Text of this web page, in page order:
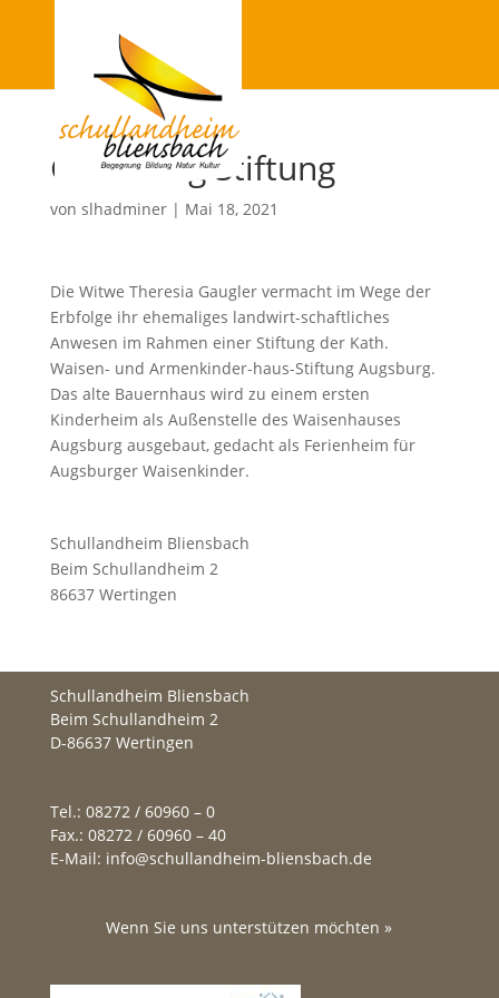
Gründung Stiftung
von slhadminer| Mai 18, 2021
Die Witwe Theresia Gaugler vermacht im Wege der
Erbfolge ihr ehemaliges landwirt-schaftliches
Anwesen im Rahmen einer Stiftung der Kath.
Waisen- und Armenkinder-haus-Stiftung Augsburg.
Das alte Bauernhaus wird zu einem ersten
Kinderheim als Außenstelle des Waisenhauses
Augsburg ausgebaut, gedacht als Ferienheim für
Augsburger Waisenkinder.
Schullandheim Bliensbach
Beim Schullandheim 2
86637 Wertingen
Schullandheim Bliensbach
Beim Schullandheim 2
D-86637 Wertingen
Tel.: 08272 / 60960 – 0
Fax.: 08272 / 60960 – 40
E-Mail: info@schullandheim-bliensbach.de
Wenn Sie uns unterstützen möchten »